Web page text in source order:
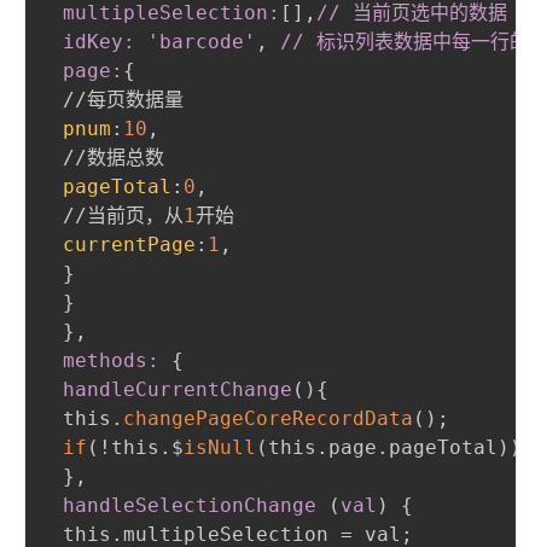
multipleSelection: [ ] , // 当前页选中的数据
idKey: 'barcode' ,
// 标识列表数据中每一行的
page: {
//每页数据量
pnum : 10 ,
//数据总数
pageTotal : 0 ,
//当前页，从1开始
currentPage : 1 ,
}
}
} ,
methods:
{
handleCurrentChange ( ) {
this. changePageCoreRecordData ( ) ;
if ( !this.$isNull ( this.page.pageTotal ) )
} ,
handleSelectionChange
( val )
{
this.multipleSelection = val ;